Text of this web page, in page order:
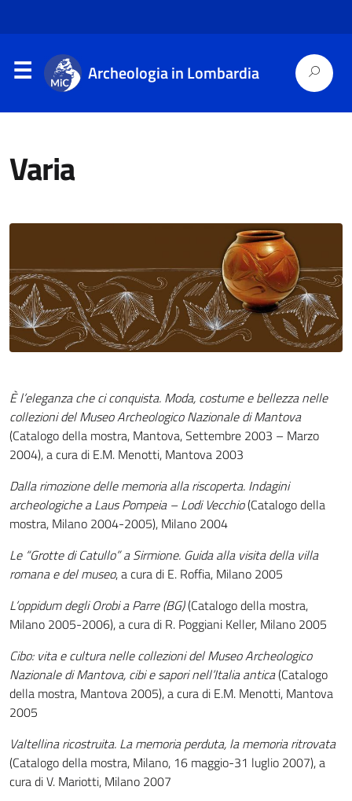
Archeologia in Lombardia
Varia
È l’eleganza che ci conquista. Moda, costume e bellezza nelle
collezioni del Museo Archeologico Nazionale di Mantova
(Catalogo della mostra, Mantova, Settembre 2003 – Marzo
2004), a cura di E.M. Menotti, Mantova 2003
Dalla rimozione delle memoria alla riscoperta. Indagini
archeologiche a Laus Pompeia – Lodi Vecchio(Catalogo della
mostra, Milano 2004-2005), Milano 2004
Le “Grotte di Catullo” a Sirmione. Guida alla visita della villa
romana e del museo, a cura di E. Roffia, Milano 2005
L’oppidum degli Orobi a Parre (BG)(Catalogo della mostra,
Milano 2005-2006), a cura di R. Poggiani Keller, Milano 2005
Cibo: vita e cultura nelle collezioni del Museo Archeologico
Nazionale di Mantova, cibi e sapori nell’Italia antica(Catalogo
della mostra, Mantova 2005), a cura di E.M. Menotti, Mantova
2005
Valtellina ricostruita. La memoria perduta, la memoria ritrovata
(Catalogo della mostra, Milano, 16 maggio-31 luglio 2007), a
cura di V. Mariotti, Milano 2007